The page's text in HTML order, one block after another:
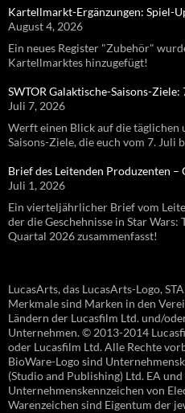
Kartellmarkt-Ergänzungen: Spiel-
August 4, 2026
Ein neues Register "Zubehör"
Kartellmarktes hinzugefügt!
SWTOR Galaktische-Saisons-Ziele:
Juli 7, 2026
Werft einen Blick auf die täglichen
Saisons-Ziele, die euch vom 7. Juli
Brief des Leitenden Produzenten –
Juli 1, 2026
Ein vierteljährlicher Brief vom
der die Geschehnisse in Star
Quartal 2026 zusammenfasst!
LucasArts, das LucasArts-Logo,
Merkmale sind Marken in den
Ländern der Lucasfilm Ltd. und/
Unternehmen. © 2013-2014
oder Lucasfilm Ltd. Alle Rechte
BioWare-Logo sind
(Studio and Publishing) Ltd. EA und
Unternehmenskennzeichen von
Warenzeichen sind Eigentum der